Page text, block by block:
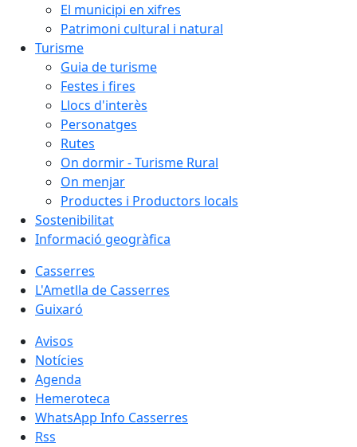
El municipi en xifres
Patrimoni cultural i natural
Turisme
Guia de turisme
Festes i fires
Llocs d'interès
Personatges
Rutes
On dormir - Turisme Rural
On menjar
Productes i Productors locals
Sostenibilitat
Informació geogràfica
Casserres
L'Ametlla de Casserres
Guixaró
Avisos
Notícies
Agenda
Hemeroteca
WhatsApp Info Casserres
Rss